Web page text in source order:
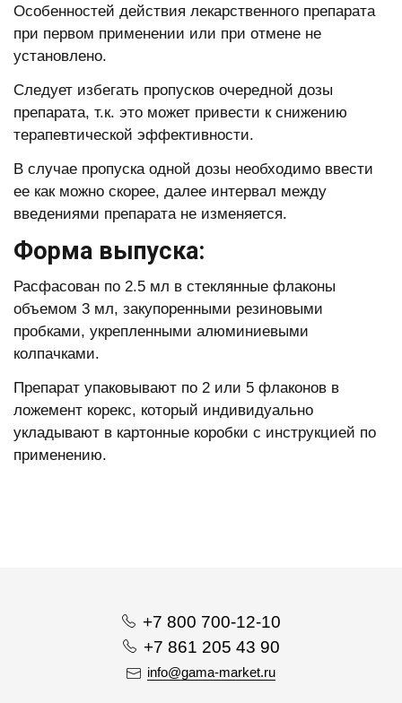
Особенностей действия лекарственного препарата
при первом применении или при отмене не
установлено.
Следует избегать пропусков очередной дозы
препарата, т.к. это может привести к снижению
терапевтической эффективности.
В случае пропуска одной дозы необходимо ввести
ее как можно скорее, далее интервал между
введениями препарата не изменяется.
Форма выпуска:
Расфасован по 2.5 мл в стеклянные флаконы
объемом 3 мл, закупоренными резиновыми
пробками, укрепленными алюминиевыми
колпачками.
Препарат упаковывают по 2 или 5 флаконов в
ложемент корекс, который индивидуально
укладывают в картонные коробки с инструкцией по
применению.
+7 800 700-12-10
+7 861 205 43 90
info@gama-market.ru